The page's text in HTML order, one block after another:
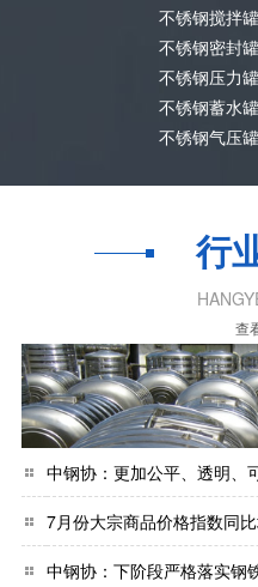
不锈钢搅拌罐
不锈钢密封罐
不锈钢压力罐
不锈钢蓄水罐
不锈钢气压罐
行
查
中钢协：更加公平、透明、
7月份大宗商品价格指数同
中钢协：下阶段严格落实钢